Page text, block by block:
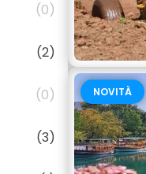
(0)
(2)
(0)
(3)
NOVITÀ